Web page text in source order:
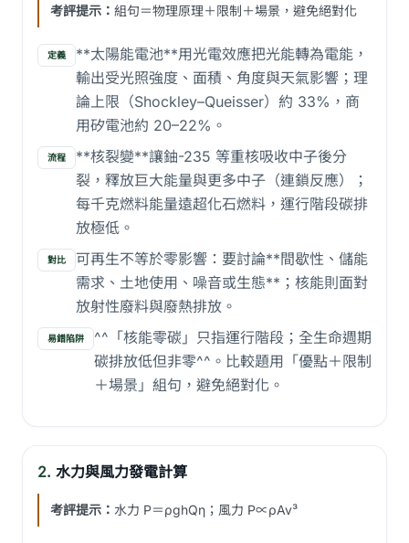
考評提示： 組句＝物理原理＋限制＋場景，避免絕對化
定義
**太陽能電池**用光電效應把光能轉為電能，
輸出受光照強度、面積、角度與天氣影響；理
論上限（Shockley–Queisser）約 33%，商
用矽電池約 20–22%。
流程
**核裂變**讓鈾-235 等重核吸收中子後分
裂，釋放巨大能量與更多中子（連鎖反應）；
每千克燃料能量遠超化石燃料，運行階段碳排
放極低。
對比
可再生不等於零影響：要討論**間歇性、儲能
需求、土地使用、噪音或生態**；核能則面對
放射性廢料與廢熱排放。
易錯陷阱
^^「核能零碳」只指運行階段；全生命週期
碳排放低但非零^^。比較題用「優點＋限制
＋場景」組句，避免絕對化。
2. 水力與風力發電計算
考評提示： 水力 P＝ρghQη；風力 P∝ρAv³